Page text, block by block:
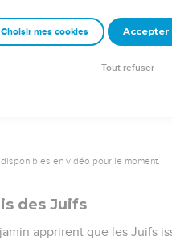
par des cris,
cris de joie de celui des
en vidéo pour le moment.
des Juifs
apprirent que les Juifs
Choisir mes cookies Accepter
Tout refuser